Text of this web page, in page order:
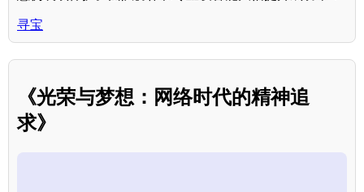
寻宝
《光荣与梦想：网络时代的精神追
求》